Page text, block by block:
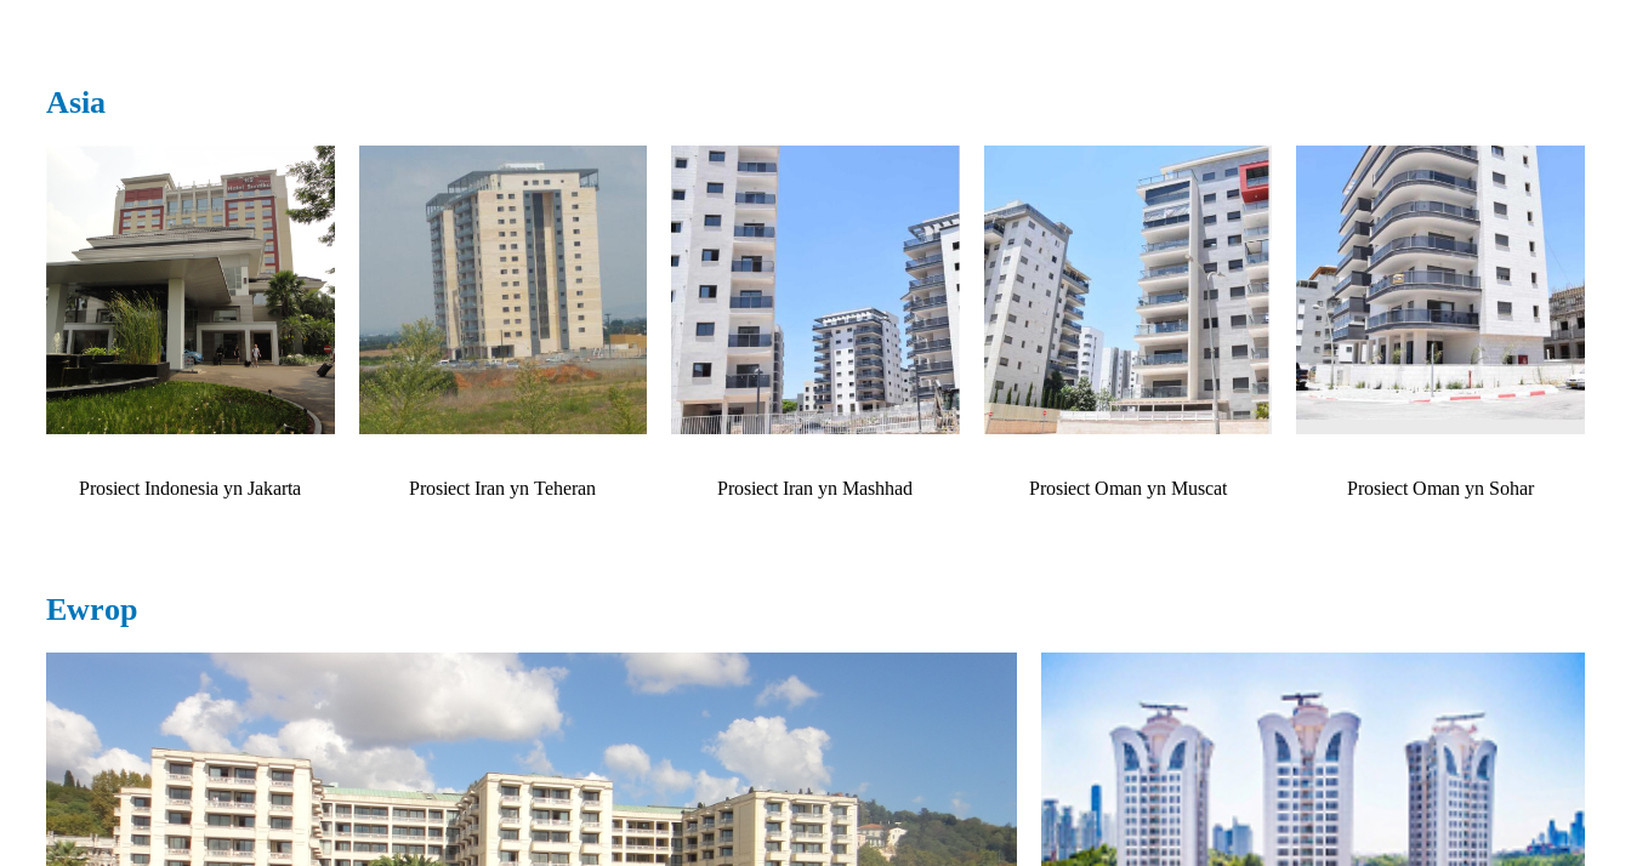
Asia
Prosiect Indonesia yn Jakarta Prosiect Iran yn Teheran Prosiect Iran yn Mashhad Prosiect Oman yn Muscat Prosiect Oman yn Sohar
Ewrop